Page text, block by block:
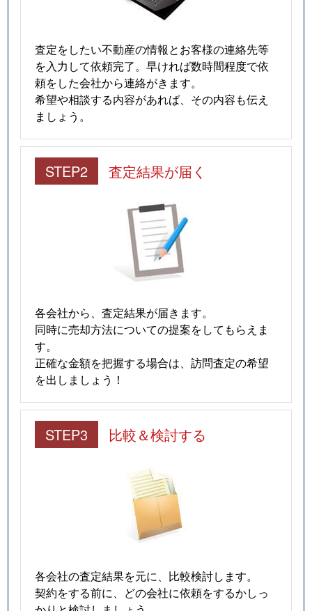
査定をしたい不動産の情報とお客様の連絡先等
を入力して依頼完了。早ければ数時間程度で依
頼をした会社から連絡がきます。
希望や相談する内容があれば、その内容も伝え
ましょう。
STEP2 査定結果が届く
各会社から、査定結果が届きます。
同時に売却方法についての提案をしてもらえま
す。
正確な金額を把握する場合は、訪問査定の希望
を出しましょう！
STEP3 比較＆検討する
各会社の査定結果を元に、比較検討します。
契約をする前に、どの会社に依頼をするかしっ